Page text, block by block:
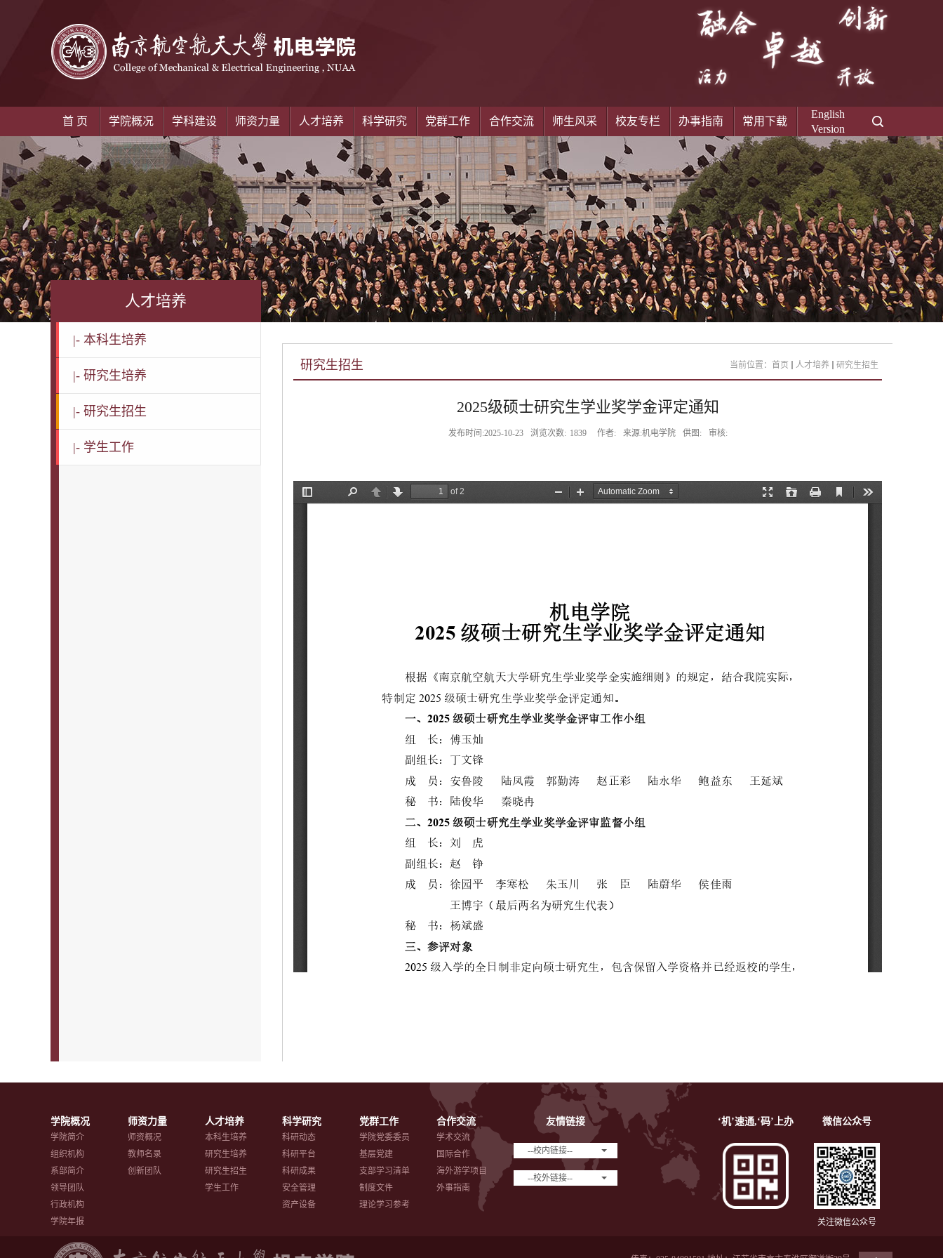
首 页 学院概况 学科建设 师资力量 人才培养 科学研究 党群工作 合作交流 师生风采 校友专栏 办事指南 常用下载
English
Version
人才培养
|- 本科生培养
|- 研究生培养
|- 研究生招生
|- 学生工作
研究生招生 当前位置： 首页 人才培养 研究生招生
2025级硕士研究生学业奖学金评定通知
发布时间:2025-10-23 浏览次数: 1839 作者: 来源:机电学院 供图: 审核:
学院概况
学院简介
组织机构
系部简介
领导团队
行政机构
学院年报
师资力量
师资概况
教师名录
创新团队
人才培养
本科生培养
研究生培养
研究生招生
学生工作
科学研究
科研动态
科研平台
科研成果
安全管理
资产设备
党群工作
学院党委委员
基层党建
支部学习清单
制度文件
理论学习参考
合作交流
学术交流
国际合作
海外游学项目
外事指南
友情链接
--校内链接--
--校外链接--
微信公众号
关注微信公众号
‘机’速通,‘码’上办